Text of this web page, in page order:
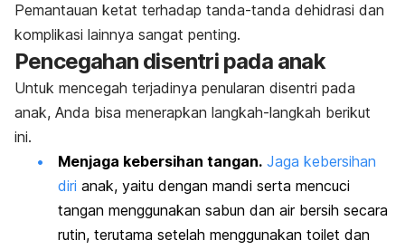
Pemantauan ketat terhadap tanda-tanda dehidrasi dan
komplikasi lainnya sangat penting.
Pencegahan disentri pada anak
Untuk mencegah terjadinya penularan disentri pada
anak, Anda bisa menerapkan langkah-langkah berikut
ini.
Menjaga kebersihan tangan. Jaga kebersihan
diri anak, yaitu dengan mandi serta mencuci
tangan menggunakan sabun dan air bersih secara
rutin, terutama setelah menggunakan toilet dan